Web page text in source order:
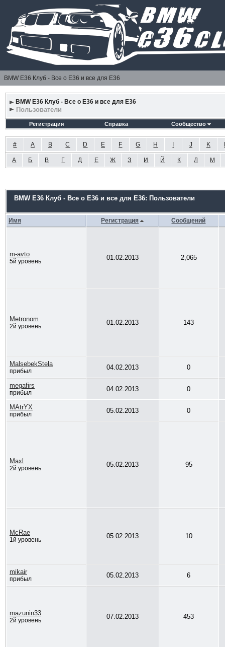
BMW E36 Клуб - Все о Е36 и все для Е36
BMW E36 Клуб - Все о Е36 и все для Е36
Пользователи
Регистрация Справка Сообщество
# A B C D E F G H J K
А Б В Г Д Е Ж З И Й К Л М
BMW E36 Клуб - Все о Е36 и все для Е36: Пользователи
Имя Регистрация Сообщений
m-avto
5й уровень 01.02.2013 2,065
Metronom
2й уровень 01.02.2013 143
MalsebekStela
прибыл 04.02.2013 0
megafirs
прибыл 04.02.2013 0
MAtrYX
прибыл 05.02.2013 0
Maxl
2й уровень 05.02.2013 95
McRae
1й уровень 05.02.2013 10
mikair
прибыл 05.02.2013 6
mazunin33
2й уровень 07.02.2013 453